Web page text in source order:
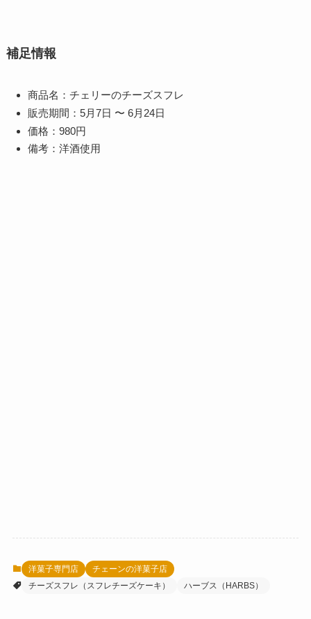
補足情報
商品名：チェリーのチーズスフレ
販売期間：5月7日 〜 6月24日
価格：980円
備考：洋酒使用
洋菓子専門店
チェーンの洋菓子店
チーズスフレ（スフレチーズケーキ）
ハーブス（HARBS）